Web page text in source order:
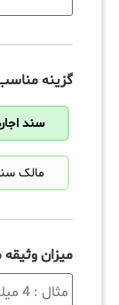
گزینه
سند
مالک
میزان وثیقه